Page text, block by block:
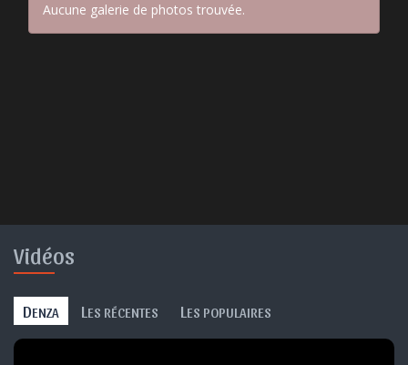
Aucune galerie de photos trouvée.
Vidéos
DENZA L ES RÉCENTES L ES POPULAIRES